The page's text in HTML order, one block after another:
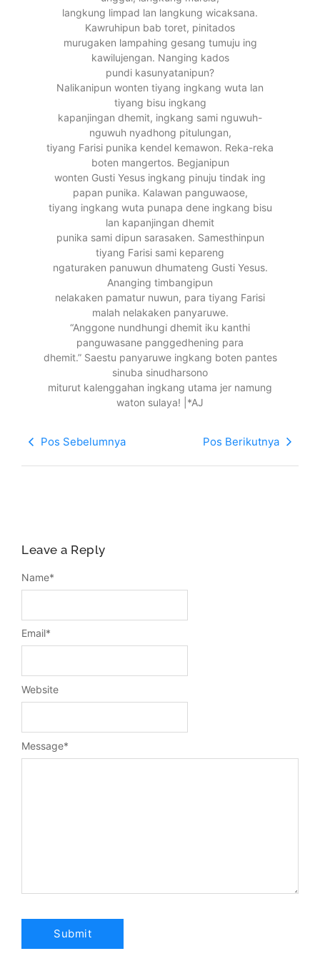
langkung limpad lan langkung wicaksana.
Kawruhipun bab toret, pinitados
murugaken lampahing gesang tumuju ing
kawilujengan. Nanging kados
pundi kasunyatanipun?
Nalikanipun wonten tiyang ingkang wuta lan
tiyang bisu ingkang
kapanjingan dhemit, ingkang sami nguwuh-
nguwuh nyadhong pitulungan,
tiyang Farisi punika kendel kemawon. Reka-reka
boten mangertos. Begjanipun
wonten Gusti Yesus ingkang pinuju tindak ing
papan punika. Kalawan panguwaose,
tiyang ingkang wuta punapa dene ingkang bisu
lan kapanjingan dhemit
punika sami dipun sarasaken. Samesthinpun
tiyang Farisi sami kepareng
ngaturaken panuwun dhumateng Gusti Yesus.
Ananging timbangipun
nelakaken pamatur nuwun, para tiyang Farisi
malah nelakaken panyaruwe.
“Anggone nundhungi dhemit iku kanthi
panguwasane panggedhening para
dhemit.” Saestu panyaruwe ingkang boten pantes
sinuba sinudharsono
miturut kalenggahan ingkang utama jer namung
waton sulaya! |*AJ
Pos Sebelumnya Pos Berikutnya
Leave a Reply
Message*
Name*
Email*
Website